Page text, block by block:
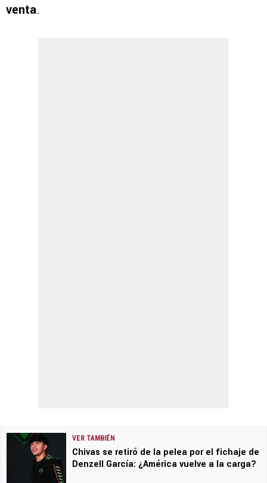
venta.
VER TAMBIÉN
Chivas se retiró de la pelea por el fichaje de
Denzell García: ¿América vuelve a la carga?